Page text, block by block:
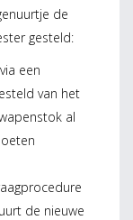
de
gesteld:
een
van het
al
de nieuwe